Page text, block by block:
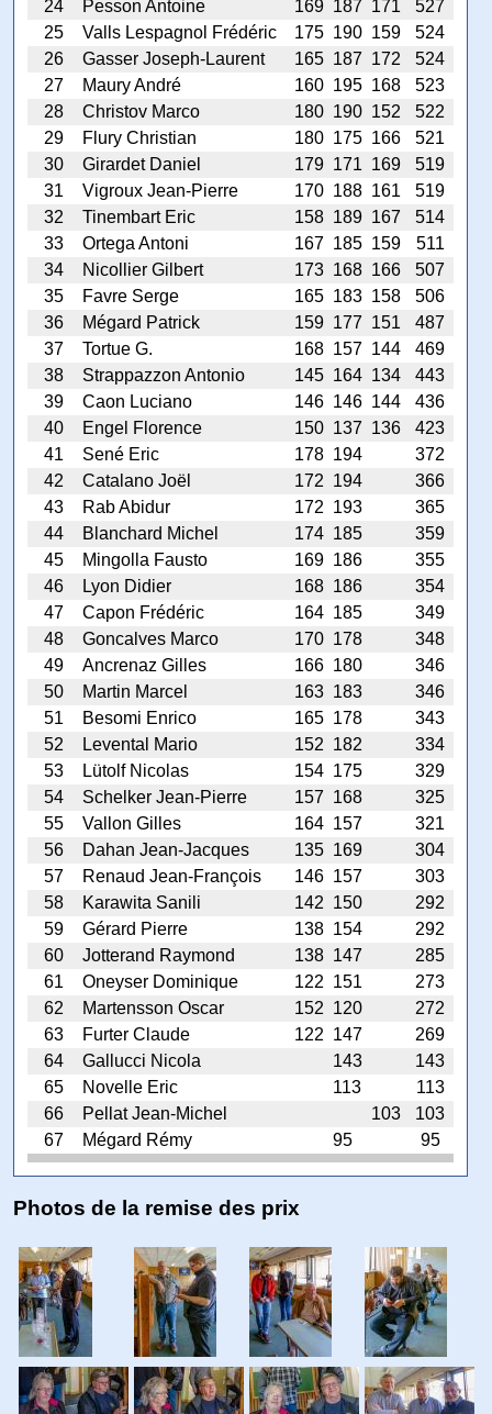
24
Pesson Antoine 169 187 171
527
25
Valls Lespagnol Frédéric 175 190 159
524
26
Gasser Joseph-Laurent 165 187 172
524
27
Maury André 160 195 168
523
28
Christov Marco 180 190 152
522
29
Flury Christian 180 175 166
521
30
Girardet Daniel 179 171 169
519
31
Vigroux Jean-Pierre 170 188 161
519
32
Tinembart Eric 158 189 167
514
33
Ortega Antoni 167 185 159
511
34
Nicollier Gilbert 173 168 166
507
35
Favre Serge 165 183 158
506
36
Mégard Patrick 159 177 151
487
37
Tortue G. 168 157 144
469
38
Strappazzon Antonio 145 164 134
443
39
Caon Luciano 146 146 144
436
40
Engel Florence 150 137 136
423
41
Sené Eric 178 194
372
42
Catalano Joël 172 194
366
43
Rab Abidur 172 193
365
44
Blanchard Michel 174 185
359
45
Mingolla Fausto 169 186
355
46
Lyon Didier 168 186
354
47
Capon Frédéric 164 185
349
48
Goncalves Marco 170 178
348
49
Ancrenaz Gilles 166 180
346
50
Martin Marcel 163 183
346
51
Besomi Enrico 165 178
343
52
Levental Mario 152 182
334
53
Lütolf Nicolas 154 175
329
54
Schelker Jean-Pierre 157 168
325
55
Vallon Gilles 164 157
321
56
Dahan Jean-Jacques 135 169
304
57
Renaud Jean-François 146 157
303
58
Karawita Sanili 142 150
292
59
Gérard Pierre 138 154
292
60
Jotterand Raymond 138 147
285
61
Oneyser Dominique 122 151
273
62
Martensson Oscar 152 120
272
63
Furter Claude 122 147
269
64
Gallucci Nicola 143
143
65
Novelle Eric 113
113
66
Pellat Jean-Michel 103
103
67
Mégard Rémy 95 95
Photos de la remise des prix